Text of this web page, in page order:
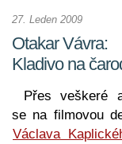
27. Leden 2009
Otakar Vávra:
Kladivo na
Přes veškeré
se na filmovou
Václava